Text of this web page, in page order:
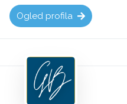
Ogled profila